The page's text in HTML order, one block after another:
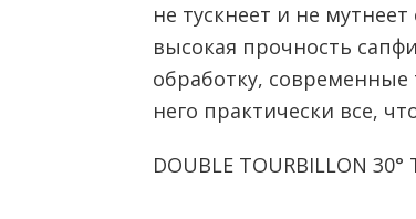
не тускнеет и не
высокая прочность
обработку, современные
него практически все,
DOUBLE TOURBILLON 30°